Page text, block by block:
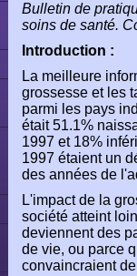
Bulletin de
soins de santé.
Introduction :
La meilleure
grossesse et les
parmi les pays
était 51.1%
1997 et 18%
1997 étaient un
des années de
L'impact de la
société atteint
deviennent des
de vie, ou parce
convaincraient